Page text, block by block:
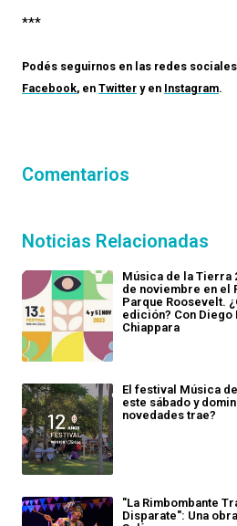
***
Podés seguirnos en las redes
Facebook, en Twitter y en Instagram.
Comentarios
Noticias Relacionadas
Música de la Tierra
de noviembre en el
Parque Roosevelt.
edición? Con Diego
Chiappara
El festival Música
este sábado y
novedades trae?
"La Rimbombante
Disparate": Una